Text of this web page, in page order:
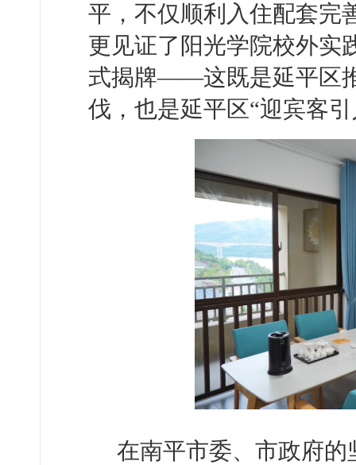
平，不仅顺利入住配套完
更见证了阳光学院校外实
式揭牌——这既是延平区
伐，也是延平区“迎宾客
在南平市委、市政府